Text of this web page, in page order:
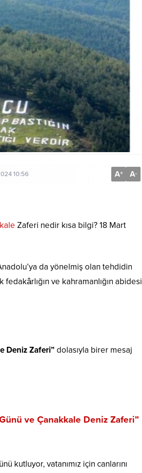
10:56 A+ A-
Zaferi nedir kısa bilgi? 18 Mart
da yönelmiş olan tehdidin
fedakârlığın ve kahramanlığın abidesi
Deniz Zaferi” dolasıyla birer mesaj
ve Çanakkale Deniz Zaferi”
kutluyor, vatanımız için canlarını